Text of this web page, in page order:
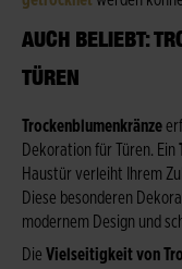
AUCH BELIEBT:
TÜREN
Trockenblumenkränze
Dekoration für Türen. Ein
Haustür verleiht Ihrem
Diese besonderen
modernem Design und
Die Vielseitigkeit von